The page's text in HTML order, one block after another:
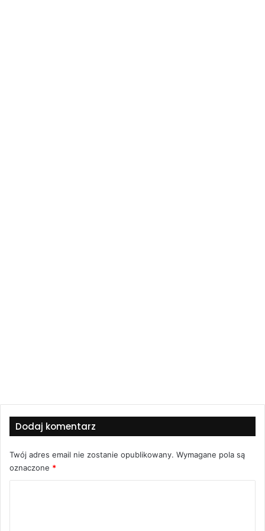
Dodaj komentarz
Twój adres email nie zostanie opublikowany. Wymagane pola są
oznaczone *